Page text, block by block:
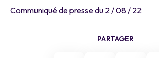
PARTAGER
Communiqué de presse du 2 / 08 / 22